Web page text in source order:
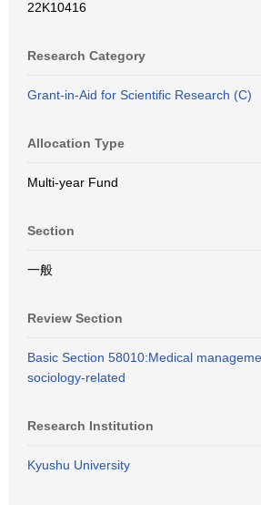
22K10416
Research Category
Grant-in-Aid for Scientific Research (C)
Allocation Type
Multi-year Fund
Section
一般
Review Section
Basic Section 58010:Medical
sociology-related
Research Institution
Kyushu University